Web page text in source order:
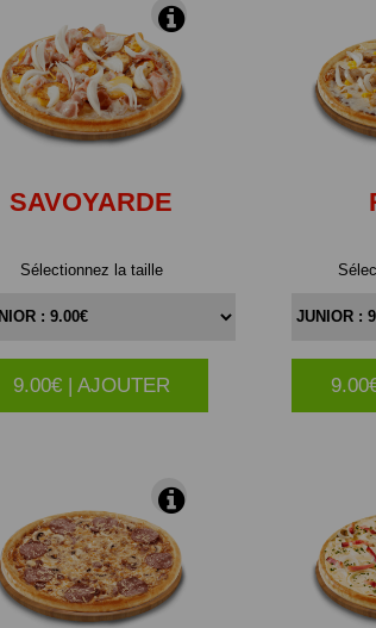
SAVOYARDE
Sélectionnez la taille
|
9.00€ | AJOUTER